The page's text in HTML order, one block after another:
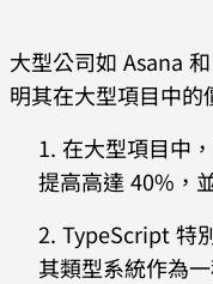
大型公司如 Asana
明其在大型項目中的
在大型項目中
提高高達 40%，
TypeScript 特
其類型系統作為